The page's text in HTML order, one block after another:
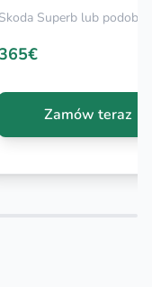
Skoda Superb lub podobny
Zamów teraz